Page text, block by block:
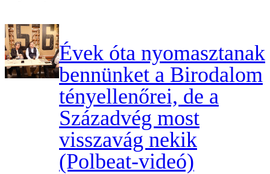
Évek óta nyomasztanak
bennünket a Birodalom
tényellenőrei, de a
Századvég most
visszavág nekik
(Polbeat-videó)